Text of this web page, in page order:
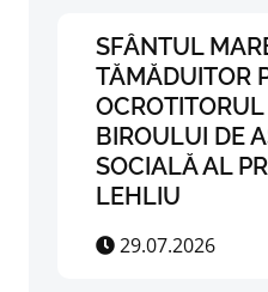
SFÂNTUL
TĂMĂDUITOR
BIROULUI DE
SOCIALĂ AL
LEHLIU
29.07.2026